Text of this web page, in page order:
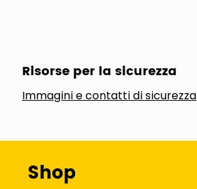
Risorse per la sicurezza
Immagini e contatti di sicurezza
Shop